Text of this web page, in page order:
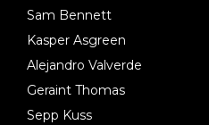
Sam Bennett
Kasper Asgreen
Alejandro Valverde
Geraint Thomas
Sepp Kuss